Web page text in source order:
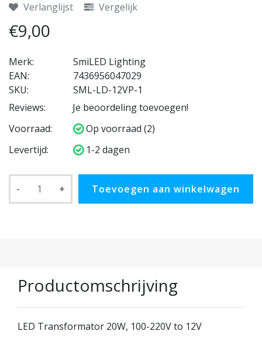
Verlanglijst
Vergelijk
€9,00
Merk:
SmiLED Lighting
EAN:
7436956047029
SKU:
SML-LD-12VP-1
Reviews:
Je beoordeling toevoegen!
Voorraad:
Op voorraad (2)
Levertijd:
1-2 dagen
- + Toevoegen aan winkelwagen
Productomschrijving
LED Transformator 20W, 100-220V to 12V